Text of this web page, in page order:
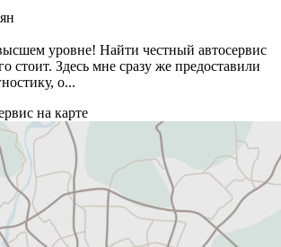
уровне! Найти честный автосервис
стоит. Здесь мне сразу же предоставили
о...
на карте